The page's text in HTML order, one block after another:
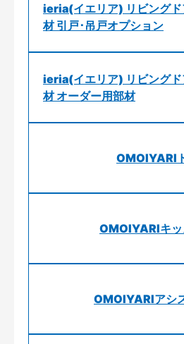
ieria(イエリア) リビングド
材 引戸･吊戸オプション
ieria(イエリア) リビングド
材 オーダー用部材
OMOIYARI
OMOIYARIキ
OMOIYARIアシ